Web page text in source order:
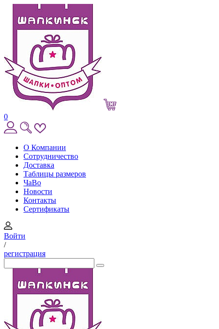
0
О Компании
Сотрудничество
Доставка
Таблицы размеров
ЧаВо
Новости
Контакты
Сертификаты
Войти
/
регистрация